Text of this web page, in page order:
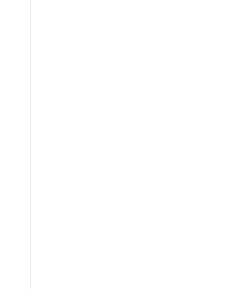
IN CHAINS Os diários perdidos de LAYNE STALEY vão ser
CANTRELL volta a tocar a «Hate To Feel” após 30 anos [vídeos]